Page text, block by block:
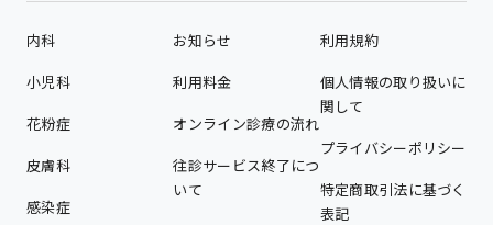
内科
小児科
花粉症
皮膚科
感染症
お知らせ
利用料金
オンライン診療の流れ
往診サービス終了につ
いて
利用規約
個人情報の取り扱いに
関して
プライバシーポリシー
特定商取引法に基づく
表記